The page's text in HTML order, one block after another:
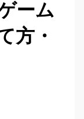
ーム
方・